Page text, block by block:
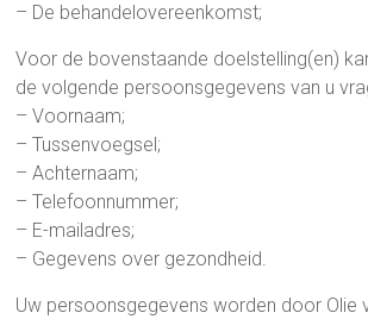
– De behandelovereenkomst;
Voor de bovenstaande doelstelling(en)
de volgende persoonsgegevens van u
– Voornaam;
– Tussenvoegsel;
– Achternaam;
– Telefoonnummer;
– E-mailadres;
– Gegevens over gezondheid.
Uw persoonsgegevens worden door Olie